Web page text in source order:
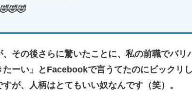
、その後さらに驚いたことに、私の前職でバ
たーい」とFacebookで言うてたのにビックリ
が、人柄はとてもいい奴なんです（笑）。